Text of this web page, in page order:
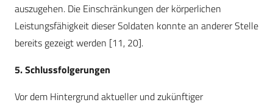
auszugehen. Die Einschränkungen der körperlichen
Leistungsfähigkeit dieser Soldaten konnte an anderer Stelle
bereits gezeigt werden [11, 20].
5. Schlussfolgerungen
Vor dem Hintergrund aktueller und zukünftiger